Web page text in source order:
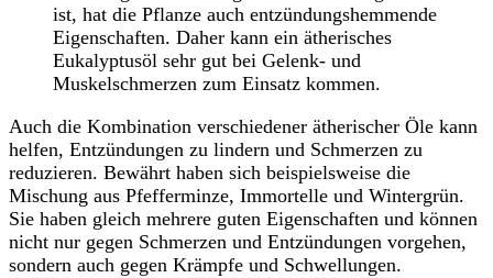
ist, hat die Pflanze auch entzündungshemmende
Eigenschaften. Daher kann ein ätherisches
Eukalyptusöl sehr gut bei Gelenk- und
Muskelschmerzen zum Einsatz kommen.
Auch die Kombination verschiedener ätherischer Öle kann
helfen, Entzündungen zu lindern und Schmerzen zu
reduzieren. Bewährt haben sich beispielsweise die
Mischung aus Pfefferminze, Immortelle und Wintergrün.
Sie haben gleich mehrere guten Eigenschaften und können
nicht nur gegen Schmerzen und Entzündungen vorgehen,
sondern auch gegen Krämpfe und Schwellungen.